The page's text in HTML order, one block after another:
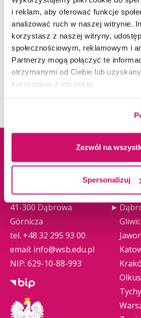
i reklam, aby oferować funkcje
analizować ruch w naszej witrynie.
korzystasz z naszej witryny,
społecznościowym, reklamowym i
Partnerzy mogą połączyć te
otrzymanymi od Ciebie lub
korzystania z ich usług.
Zezwól na
Spersonalizuj
PhD
Assoc. Prof. Marcin Lis, PhD
Joanna Dróżdż
Alicja Białogłowska
Aurelia Ścibisz
Dane adresowe
ul. Cieplaka 1C
41-300 Dąbrowa
Górnicza
tel. +48 32 295 93 00
email: info@wsb.edu.pl
NIP: 629-10-88-993
Tychy